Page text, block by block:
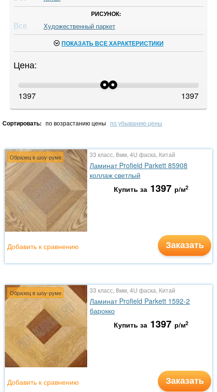
РИСУНОК:
Все Художественный паркет
ПОКАЗАТЬ ВСЕ ХАРАКТЕРИСТИКИ
Цена:
1397 1397
Сортировать: по возрастанию цены по убыванию цены
Образец в шоу-руме 33 класс, 8мм, 4U фаска, Китай
Ламинат Profield Parkett 85908
коллаж светлый
Купить за 1397 р/м2
Заказать
Добавить к сравнению
Образец в шоу-руме 33 класс, 8мм, 4U фаска, Китай
Ламинат Profield Parkett 1592-2
барокко
Купить за 1397 р/м2
Заказать
Добавить к сравнению